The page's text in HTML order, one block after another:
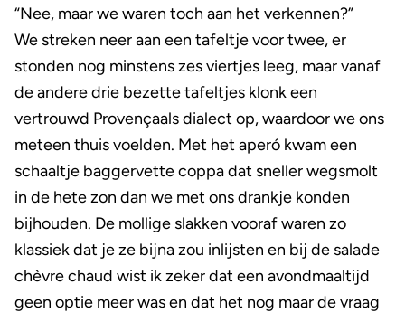
“Nee, maar we waren toch aan het verkennen?”
We streken neer aan een tafeltje voor twee, er
stonden nog minstens zes viertjes leeg, maar vanaf
de andere drie bezette tafeltjes klonk een
vertrouwd Provençaals dialect op, waardoor we ons
meteen thuis voelden. Met het aperó kwam een
schaaltje baggervette coppa dat sneller wegsmolt
in de hete zon dan we met ons drankje konden
bijhouden. De mollige slakken vooraf waren zo
klassiek dat je ze bijna zou inlijsten en bij de salade
chèvre chaud wist ik zeker dat een avondmaaltijd
geen optie meer was en dat het nog maar de vraag